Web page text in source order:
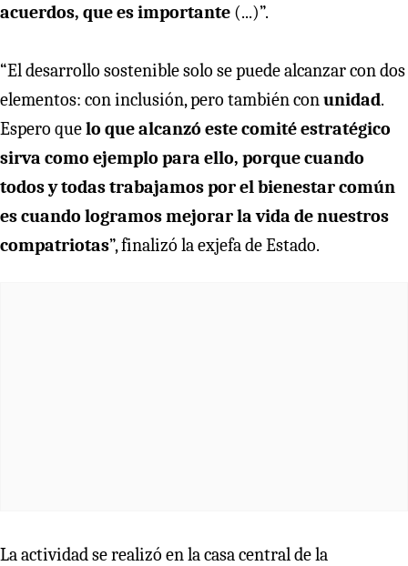
acuerdos, que es importante (...)”.
“El desarrollo sostenible solo se puede alcanzar con dos
elementos: con inclusión, pero también conunidad.
Espero quelo que alcanzó este comité estratégico
sirva como ejemplo para ello, porque cuando
todos y todas trabajamos por el bienestar común
es cuando logramos mejorar la vida de nuestros
compatriotas”, finalizó la exjefa de Estado.
La actividad se realizó en la casa central de la